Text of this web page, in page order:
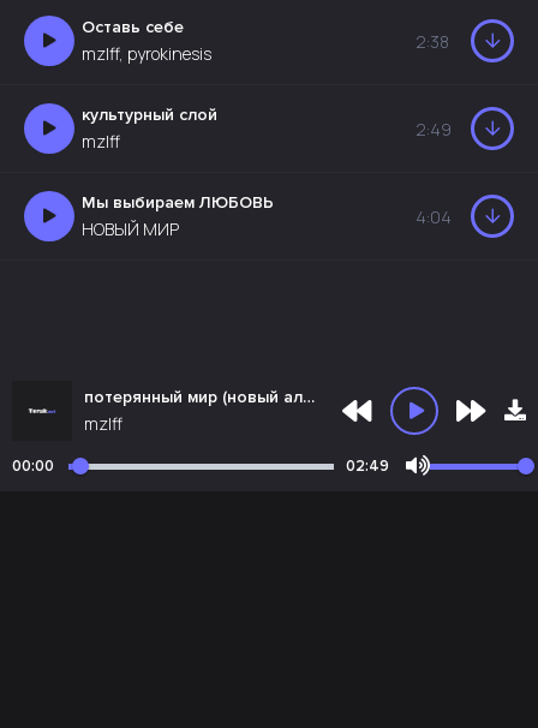
Оставь себе
mzlff, pyrokinesis
2:38
культурный слой
mzlff
2:49
Мы выбираем ЛЮБОВЬ
НОВЫЙ МИР
4:04
потерянный мир (новый альбом 2026)
mzlff
00:00 02:49